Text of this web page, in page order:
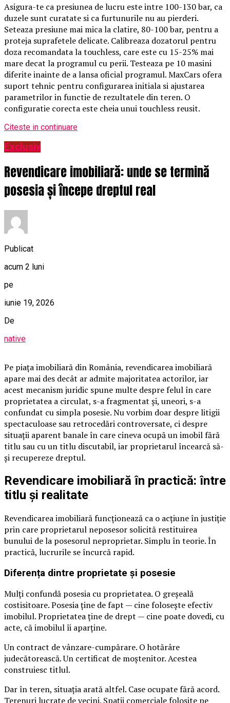
Asigura-te ca presiunea de lucru este intre 100-130 bar, ca
duzele sunt curatate si ca furtunurile nu au pierderi.
Seteaza presiune mai mica la clatire, 80-100 bar, pentru a
proteja suprafetele delicate. Calibreaza dozatorul pentru
doza recomandata la touchless, care este cu 15-25% mai
mare decat la programul cu perii. Testeaza pe 10 masini
diferite inainte de a lansa oficial programul. MaxCars ofera
suport tehnic pentru configurarea initiala si ajustarea
parametrilor in functie de rezultatele din teren. O
configuratie corecta este cheia unui touchless reusit.
Citeste in continuare
Exclusiv
Revendicare imobiliară: unde se termină
posesia și începe dreptul real
Publicat
acum 2 luni
pe
iunie 19, 2026
De
native
Pe piața imobiliară din România, revendicarea imobiliară
apare mai des decât ar admite majoritatea actorilor, iar
acest mecanism juridic spune multe despre felul în care
proprietatea a circulat, s-a fragmentat și, uneori, s-a
confundat cu simpla posesie. Nu vorbim doar despre litigii
spectaculoase sau retrocedări controversate, ci despre
situații aparent banale în care cineva ocupă un imobil fără
titlu sau cu un titlu discutabil, iar proprietarul încearcă să-
și recupereze dreptul.
Revendicare imobiliară în practică: între
titlu și realitate
Revendicarea imobiliară funcționează ca o acțiune în justiție
prin care proprietarul neposesor solicită restituirea
bunului de la posesorul neproprietar. Simplu în teorie. În
practică, lucrurile se încurcă rapid.
Diferența dintre proprietate și posesie
Mulți confundă posesia cu proprietatea. O greșeală
costisitoare. Posesia ține de fapt — cine folosește efectiv
imobilul. Proprietatea ține de drept — cine poate dovedi, cu
acte, că imobilul îi aparține.
Un contract de vânzare-cumpărare. O hotărâre
judecătorească. Un certificat de moștenitor. Acestea
construiesc titlul.
Dar în teren, situația arată altfel. Case ocupate fără acord.
Terenuri lucrate de vecini. Spații comerciale folosite pe